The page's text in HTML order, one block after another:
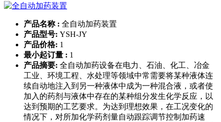
产品名称 : 全自动加药装置
产品型号: YSH-JY
产品价格: 1
最小起订量 : 1
产品摘要: 全自动加药设备在电力、石油、化工、冶金
工业、环境工程、水处理等领域中常需要将某种液体连
续自动地注入到另一种液体中成为一种混合液，或者使
加入的药剂与液体中存在的某种组分发生化学反应，以
达到预期的工艺要求。为达到理想效果，在工况变化的
情况下，对所加化学药剂量自动跟踪调节控制加药速